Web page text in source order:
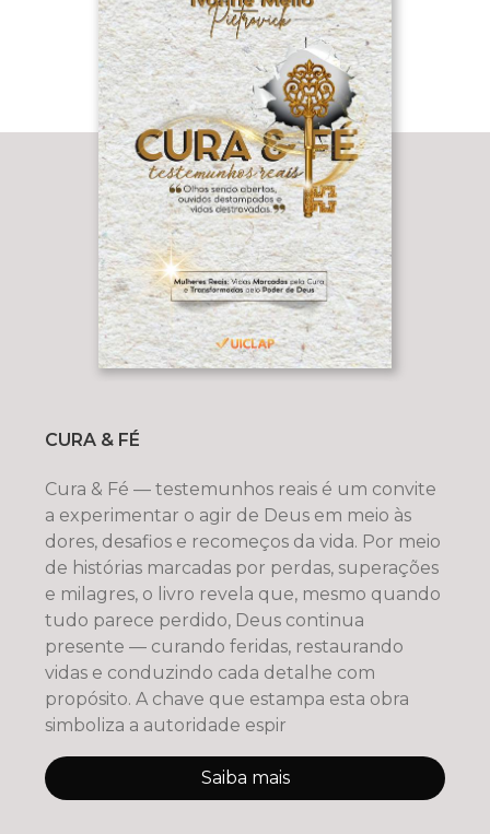
CURA & FÉ
Cura & Fé — testemunhos reais é um convite
a experimentar o agir de Deus em meio às
dores, desafios e recomeços da vida. Por meio
de histórias marcadas por perdas, superações
e milagres, o livro revela que, mesmo quando
tudo parece perdido, Deus continua
presente — curando feridas, restaurando
vidas e conduzindo cada detalhe com
propósito. A chave que estampa esta obra
simboliza a autoridade espir
Saiba mais